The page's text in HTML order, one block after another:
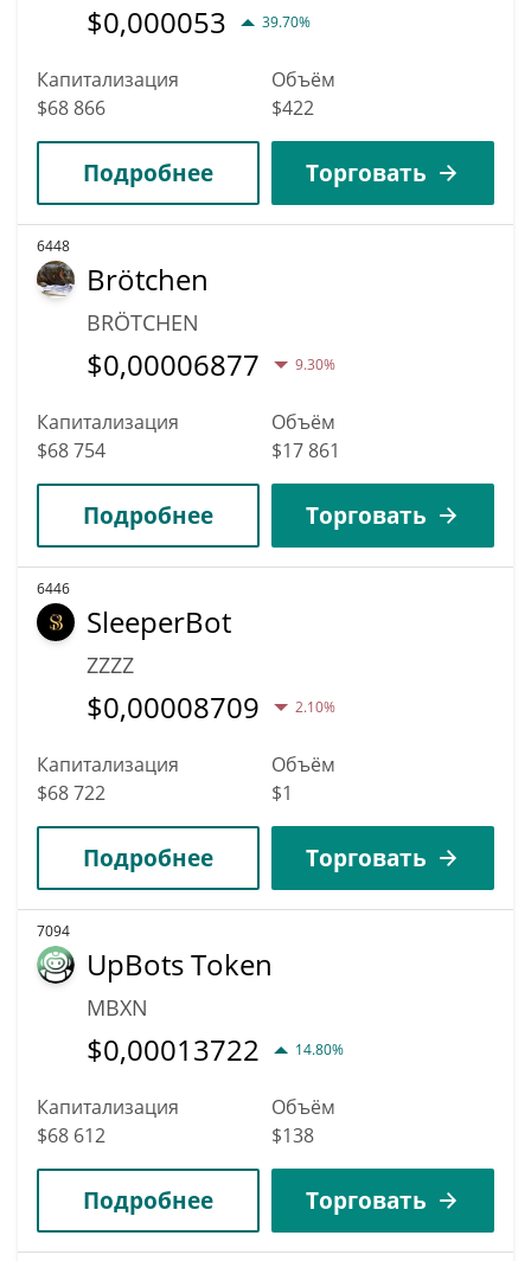
$0,000053 39.70%
Капитализация
$68 866
Объём
$422
Подробнее Торговать
6448
Brötchen
BRÖTCHEN
$0,00006877 9.30%
Капитализация
$68 754
Объём
$17 861
Подробнее Торговать
6446
SleeperBot
ZZZZ
$0,00008709 2.10%
Капитализация
$68 722
Объём
$1
Подробнее Торговать
7094
UpBots Token
MBXN
$0,00013722 14.80%
Капитализация
$68 612
Объём
$138
Подробнее Торговать